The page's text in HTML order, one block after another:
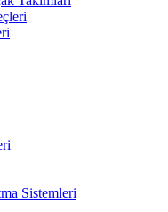
Sistemleri